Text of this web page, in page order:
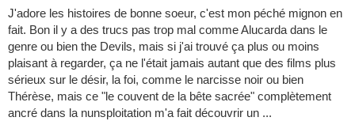
J'adore les histoires de bonne soeur, c'est mon péché mignon en
fait. Bon il y a des trucs pas trop mal comme Alucarda dans le
genre ou bien the Devils, mais si j'ai trouvé ça plus ou moins
plaisant à regarder, ça ne l'était jamais autant que des films plus
sérieux sur le désir, la foi, comme le narcisse noir ou bien
Thérèse, mais ce "le couvent de la bête sacrée" complètement
ancré dans la nunsploitation m'a fait découvrir un ...